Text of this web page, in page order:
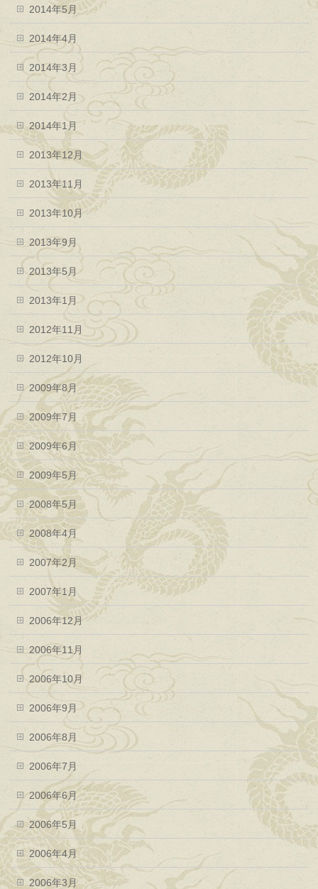
2014年5月
2014年4月
2014年3月
2014年2月
2014年1月
2013年12月
2013年11月
2013年10月
2013年9月
2013年5月
2013年1月
2012年11月
2012年10月
2009年8月
2009年7月
2009年6月
2009年5月
2008年5月
2008年4月
2007年2月
2007年1月
2006年12月
2006年11月
2006年10月
2006年9月
2006年8月
2006年7月
2006年6月
2006年5月
2006年4月
2006年3月